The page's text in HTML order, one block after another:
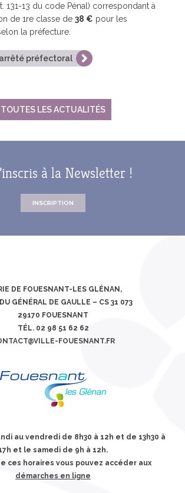
131-13 du code Pénal) correspondant à
de 1re classe de38 € pour les
la préfecture.
préfectoral
TOUTES LES ACTUALITÉS
à la Newsletter !
INSCRIPTION
DE FOUESNANT-LES GLÉNAN,
GÉNÉRAL DE GAULLE – CS 31 073
29170 FOUESNANT
TÉL. 02 98 51 62 62
FOUESNANT.FR
au vendredi de 8h30 à 12h et de 13h30 à
et le samedi de 9h à 12h.
ces horaires vous pouvez accéder aux
démarches en ligne